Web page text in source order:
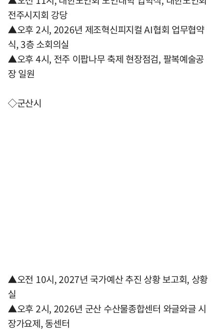
전주시지회 강당
▲오후 2시, 2026년 제조혁신피지컬 AI협회 업무협약
식, 3층 소회의실
▲오후 4시, 전주 이팝나무 축제 현장점검, 팔복예술공
장 일원
◇군산시
▲오전 10시, 2027년 국가예산 추진 상황 보고회, 상황
실
▲오후 2시, 2026년 군산 수산물종합센터 와글와글 시
장가요제, 동센터